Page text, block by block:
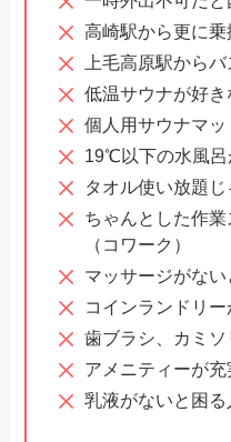
高崎駅から更に乗
上毛高原駅から
低温サウナが好き
個人用サウナマッ
19℃以下の水風呂
タオル使い放題じ
ちゃんとした作
（コワーク）
マッサージがない
コインランドリー
歯ブラシ、カミ
アメニティーが
乳液がないと困る